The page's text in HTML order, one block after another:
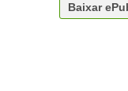
Baixar